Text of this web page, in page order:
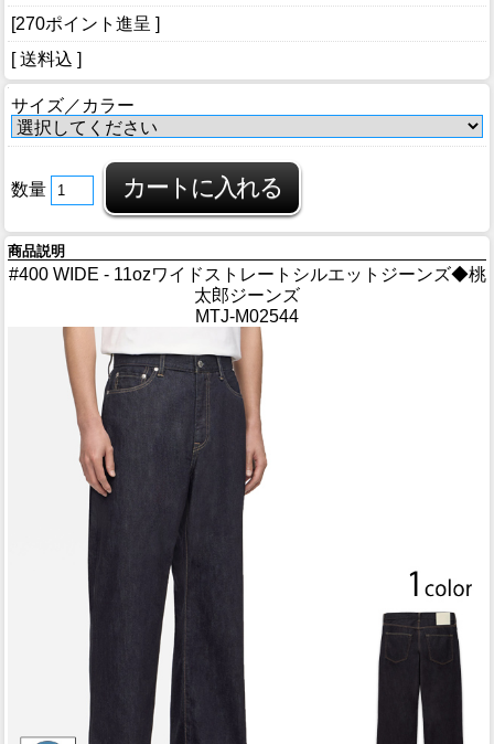
[270ポイント進呈 ]
[ 送料込 ]
サイズ／カラー
数量
商品説明
#400 WIDE - 11ozワイドストレートシルエットジーンズ◆桃
太郎ジーンズ
MTJ-M02544